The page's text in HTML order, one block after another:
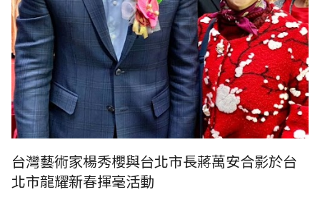
台灣藝術家楊秀櫻與台北市長蔣萬安合影於台
北市龍耀新春揮毫活動